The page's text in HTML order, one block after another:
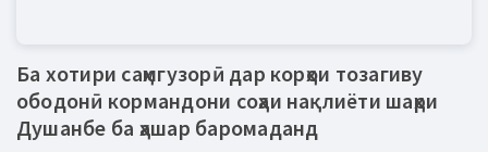
Ба хотири саҳмгузорӣ дар корҳои тозагиву
ободонӣ кормандони соҳаи нақлиёти шаҳри
Душанбе ба ҳашар баромаданд